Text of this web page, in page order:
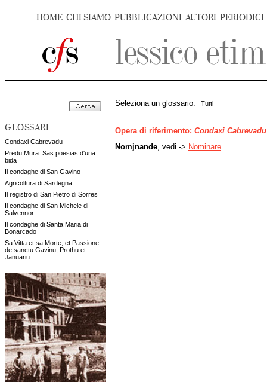
HOME CHI SIAMO PUBBLICAZIONI AUTORI PERIODICI
GLOSSARI
Condaxi Cabrevadu
Predu Mura. Sas poesias d'una
bida
Il condaghe di San Gavino
Agricoltura di Sardegna
Il registro di San Pietro di Sorres
Il condaghe di San Michele di
Salvennor
Il condaghe di Santa Maria di
Bonarcado
Sa Vitta et sa Morte, et Passione
de sanctu Gavinu, Prothu et
Januariu
Seleziona un glossario:
Opera di riferimento: Condaxi Cabrevadu
Nomjnande , vedi -> Nominare